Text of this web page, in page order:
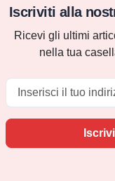
Iscriviti alla
Ricevi gli ultimi
nella tua